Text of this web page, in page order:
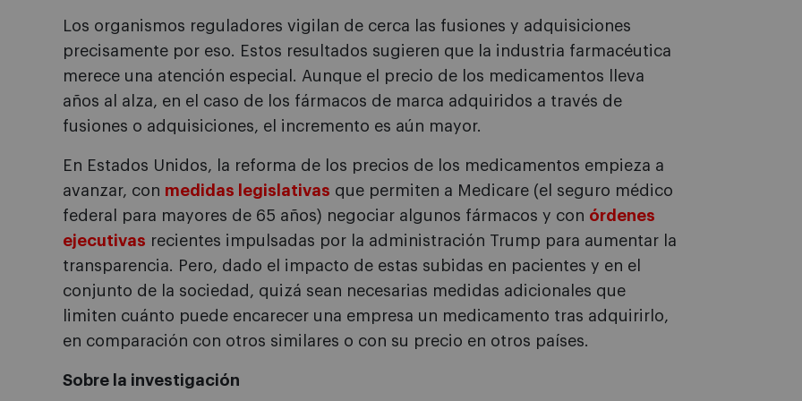
Los organismos reguladores vigilan de cerca las fusiones y adquisiciones
precisamente por eso. Estos resultados sugieren que la industria farmacéutica
merece una atención especial. Aunque el precio de los medicamentos lleva
años al alza, en el caso de los fármacos de marca adquiridos a través de
fusiones o adquisiciones, el incremento es aún mayor.
En Estados Unidos, la reforma de los precios de los medicamentos empieza a
avanzar, con medidas legislativas que permiten a Medicare (el seguro médico
federal para mayores de 65 años) negociar algunos fármacos y con órdenes
ejecutivas recientes impulsadas por la administración Trump para aumentar la
transparencia. Pero, dado el impacto de estas subidas en pacientes y en el
conjunto de la sociedad, quizá sean necesarias medidas adicionales que
limiten cuánto puede encarecer una empresa un medicamento tras adquirirlo,
en comparación con otros similares o con su precio en otros países.
Sobre la investigación